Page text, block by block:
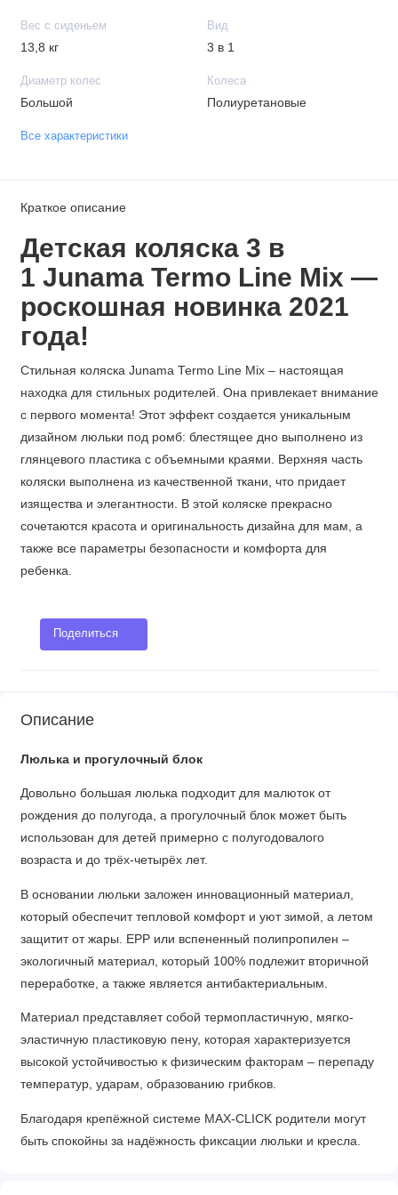
Вес с сиденьем
13,8 кг
Вид
3 в 1
Диаметр колес
Большой
Колеса
Полиуретановые
Все характеристики
Краткое описание
Детская коляска 3 в
1 Junama Termo Line Mix —
роскошная новинка 2021
года!
Стильная коляска Junama Termo Line Mix – настоящая
находка для стильных родителей. Она привлекает внимание
с первого момента! Этот эффект создается уникальным
дизайном люльки под ромб: блестящее дно выполнено из
глянцевого пластика с объемными краями. Верхняя часть
коляски выполнена из качественной ткани, что придает
изящества и элегантности. В этой коляске прекрасно
сочетаются красота и оригинальность дизайна для мам, а
также все параметры безопасности и комфорта для
ребенка.
Поделиться
Описание
Люлька и прогулочный блок
Довольно большая люлька подходит для малюток от
рождения до полугода, а прогулочный блок может быть
использован для детей примерно с полугодовалого
возраста и до трёх-четырёх лет.
В основании люльки заложен инновационный материал,
который обеспечит тепловой комфорт и уют зимой, а летом
защитит от жары. EPP или вспененный полипропилен –
экологичный материал, который 100% подлежит вторичной
переработке, а также является антибактериальным.
Материал представляет собой термопластичную, мягко-
эластичную пластиковую пену, которая характеризуется
высокой устойчивостью к физическим факторам – перепаду
температур, ударам, образованию грибков.
Благодаря крепёжной системе MAX-CLICK родители могут
быть спокойны за надёжность фиксации люльки и кресла.